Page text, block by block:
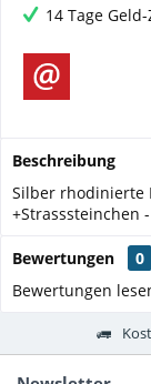
14 Tage
Beschreibung
Silber rhodinierte
+Strasssteinchen
Bewertungen
0
Bewertungen